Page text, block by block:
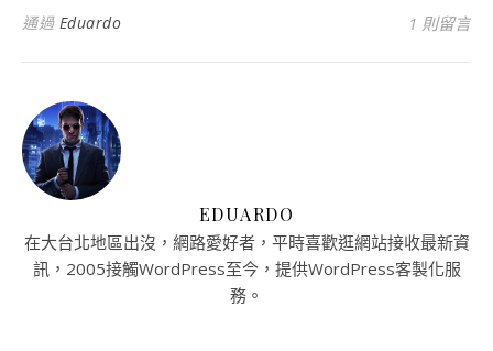
通過 Eduardo 1 則留言
EDUARDO
在大台北地區出沒，網路愛好者，平時喜歡逛網站接收最新資
訊，2005接觸WordPress至今，提供WordPress客製化服
務。